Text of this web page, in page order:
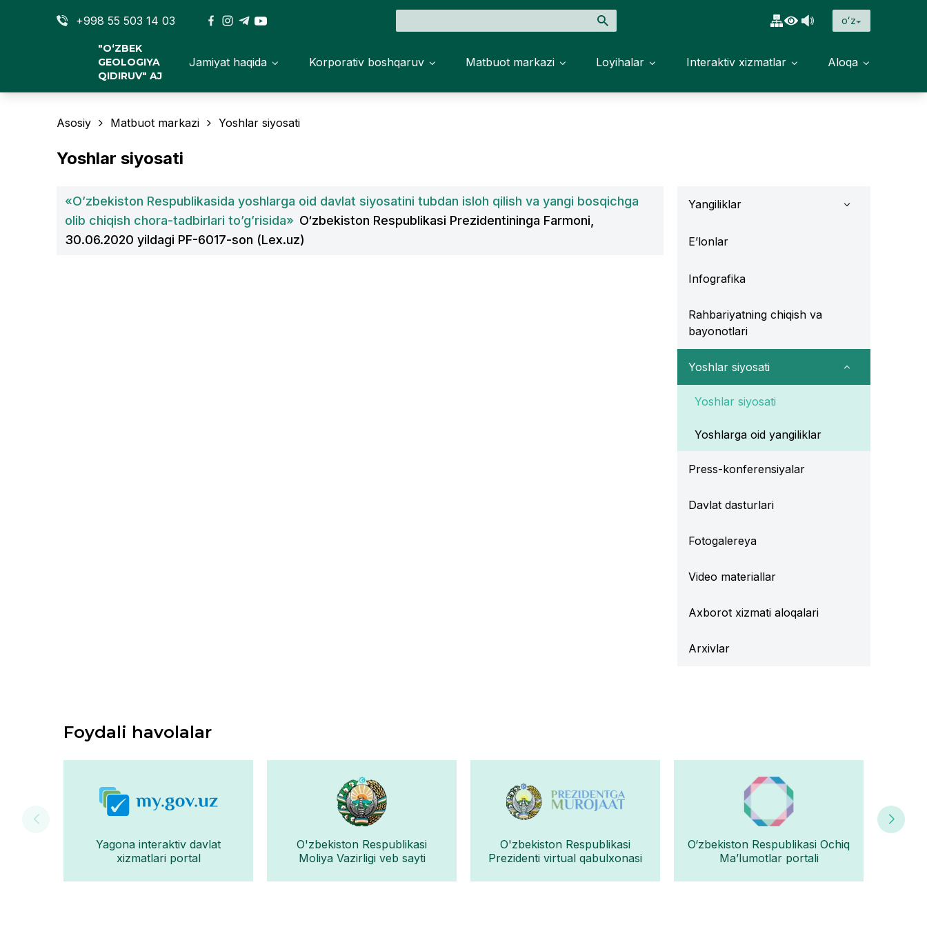
+998 55 503 14 03 oʻz
"O‘ZBEK
GEOLOGIYA
QIDIRUV" AJ
Jamiyat haqida Korporativ boshqaruv Matbuot markazi Loyihalar Interaktiv xizmatlar Aloqa
Asosiy Matbuot markazi Yoshlar siyosati
Yoshlar siyosati
«O’zbekiston Respublikasida yoshlarga oid davlat siyosatini tubdan isloh qilish va yangi bosqichga
olib chiqish chora-tadbirlari to’g’risida» O‘zbekiston Respublikasi Prezidentininga Farmoni,
30.06.2020 yildagi PF-6017-son (Lex.uz)
Yangiliklar
E’lonlar
Infografika
Rahbariyatning chiqish va
bayonotlari
Yoshlar siyosati
Yoshlar siyosati
Yoshlarga oid yangiliklar
Press-konferensiyalar
Davlat dasturlari
Fotogalereya
Video materiallar
Axborot xizmati aloqalari
Arxivlar
Foydali havolalar
Yagona interaktiv davlat
xizmatlari portal
O'zbekiston Respublikasi
Moliya Vazirligi veb sayti
O'zbekiston Respublikasi
Prezidenti virtual qabulxonasi
O‘zbekiston Respublikasi Ochiq
Ma’lumotlar portali